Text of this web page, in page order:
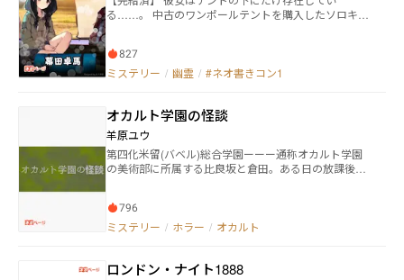
クラスメイト 壮生蒔絵（そうせい・まきえ）
…………先輩 思井かるい（おもい・かるい）
…………魔法犯罪者 吹抜みんか（ふきぬけ・みん
か）………魔法犯罪者 鴻上羽美（こうがみ・うみ）
……………魔法犯罪者 加納美鈴（かのう・みすず）
る……。 中古のワンポールテントを購入したソロキャ
何者なのか、なぜテントに取り憑いているのか、そん
な謎を抱えつつも、宗助はるりとのキャンプを繰り返
を探り始めていた。 キャンプを通じて、次第に近づく
宗助とるりの心。 しかし、るりを取り巻く数多の謎
は、宗助とたては、そしてるり自身をも飲み込んでい
く……。 キャンプの風景と共に描く、青年と幽霊？少
女のアウトドア・ファンタジー。 どうぞよろしくお願
827
ミステリー / 幽霊 / #ネオ書きコン1
オカルト学園の怪談
羊原ユウ
第四化米留(バベル)総合学園ーーー通称オカルト学園
の美術部に所属する比良坂と倉田。ある日の放課後、
の死体を学園の裏庭に埋める。ところが1週間後、忘れ
物をした比良坂が美術室で見たのはたしかに埋めたは
言うが……？
796
ミステリー / ホラー / オカルト
ロンドン・ナイト1888